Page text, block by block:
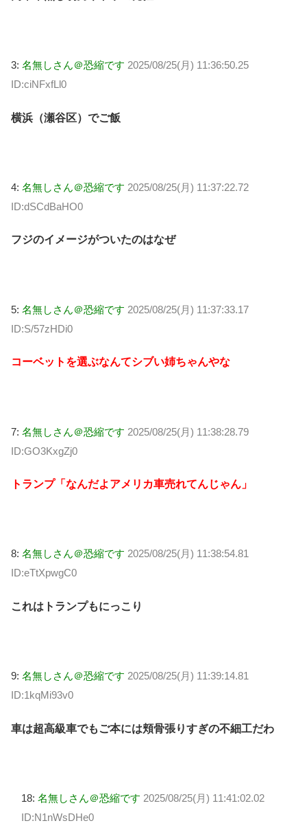
3: 名無しさん＠恐縮です 2025/08/25(月) 11:36:50.25
ID:ciNFxfLl0
横浜（瀬谷区）でご飯
4: 名無しさん＠恐縮です 2025/08/25(月) 11:37:22.72
ID:dSCdBaHO0
フジのイメージがついたのはなぜ
5: 名無しさん＠恐縮です 2025/08/25(月) 11:37:33.17
ID:S/57zHDi0
コーベットを選ぶなんてシブい姉ちゃんやな
7: 名無しさん＠恐縮です 2025/08/25(月) 11:38:28.79
ID:GO3KxgZj0
トランプ「なんだよアメリカ車売れてんじゃん」
8: 名無しさん＠恐縮です 2025/08/25(月) 11:38:54.81
ID:eTtXpwgC0
これはトランプもにっこり
9: 名無しさん＠恐縮です 2025/08/25(月) 11:39:14.81
ID:1kqMi93v0
車は超高級車でもご本には頬骨張りすぎの不細工だわ
18: 名無しさん＠恐縮です 2025/08/25(月) 11:41:02.02
ID:N1nWsDHe0